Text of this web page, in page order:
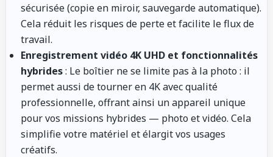
sécurisée (copie en miroir, sauvegarde automatique).
Cela réduit les risques de perte et facilite le flux de
travail.
Enregistrement vidéo 4K UHD et fonctionnalités
hybrides: Le boîtier ne se limite pas à la photo : il
permet aussi de tourner en 4K avec qualité
professionnelle, offrant ainsi un appareil unique
pour vos missions hybrides — photo et vidéo. Cela
simplifie votre matériel et élargit vos usages
créatifs.